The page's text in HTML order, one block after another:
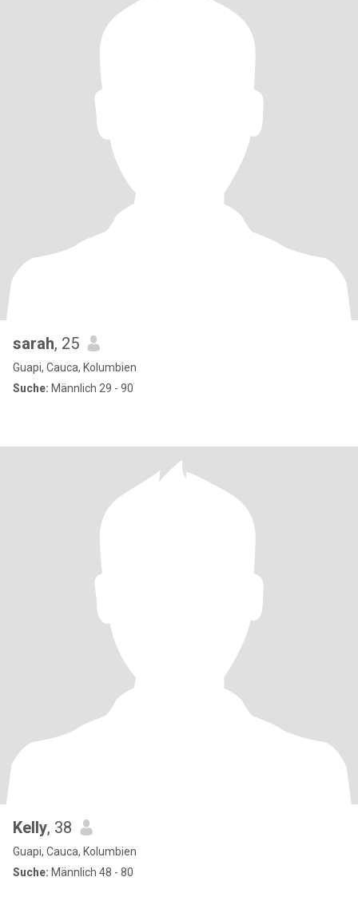
sarah, 25
Guapi, Cauca, Kolumbien
Suche: Männlich 29 - 90
Kelly, 38
Guapi, Cauca, Kolumbien
Suche: Männlich 48 - 80